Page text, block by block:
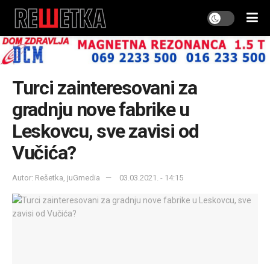
Turci zainteresovani za
gradnju nove fabrike u
Leskovcu, sve zavisi od
Vučića?
Autor: Rešetka, juGmedia 03.03.2021. - 14:15